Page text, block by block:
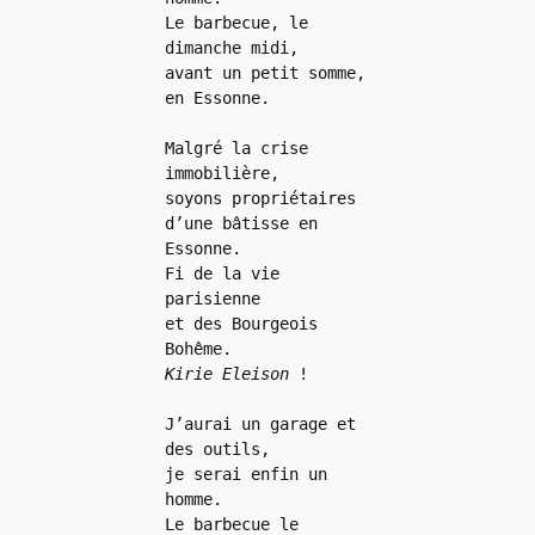
Le barbecue, le
dimanche midi,
avant un petit somme,
en Essonne.
Malgré la crise
immobilière,
soyons propriétaires
d’une bâtisse en
Essonne.
Fi de la vie
parisienne
et des Bourgeois
Kirie Eleison !
J’aurai un garage et
des outils,
je serai enfin un
homme.
Le barbecue le